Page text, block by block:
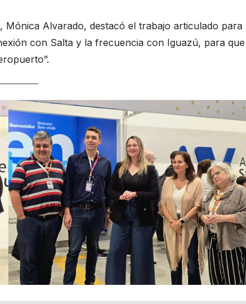
Alvarado, destacó el trabajo articulado para
con Salta y la frecuencia con Iguazú, para que